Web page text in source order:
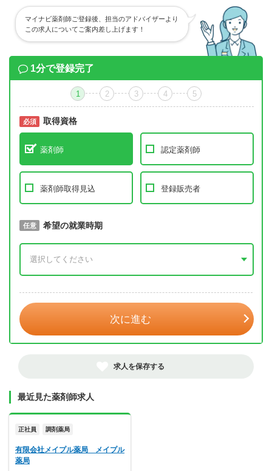
マイナビ薬剤師ご登録後、担当のアドバイザーより
この求人についてご案内差し上げます！
1分で登録完了
1 2 3 4 5
必須 取得資格
薬剤師 認定薬剤師
薬剤師取得見込 登録販売者
必須 取得予定年
任意 希望の就業時期
次に進む
求人を保存する
最近見た薬剤師求人
正社員 調剤薬局
有限会社メイプル薬局 メイプル
薬局